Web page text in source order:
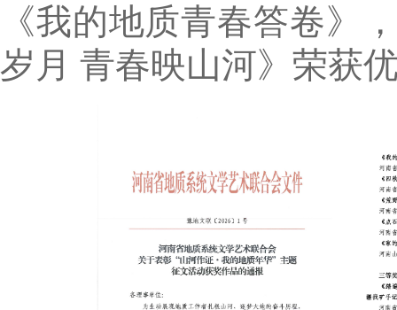
《我的地质青春答卷》
岁月 青春映山河》荣获